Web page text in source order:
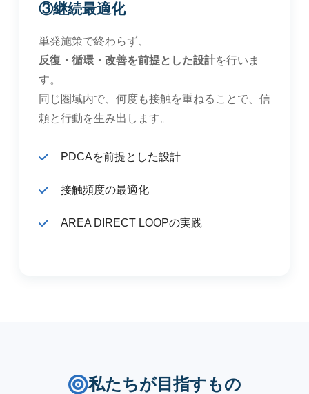
③継続最適化
単発施策で終わらず、
反復・循環・改善を前提とした設計を行いま
す。
同じ圏域内で、何度も接触を重ねることで、信
頼と行動を生み出します。
PDCAを前提とした設計
接触頻度の最適化
AREA DIRECT LOOPの実践
私たちが目指すもの